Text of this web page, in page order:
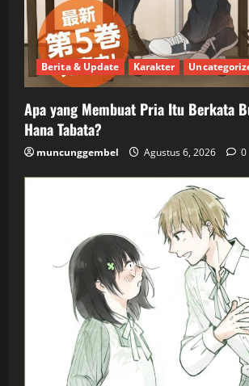
Berita & Update Karakter
Apa yang Membuat Pria Itu Berkata
Hana Tabata?
muncunggembel Agustus 6, 2026 0